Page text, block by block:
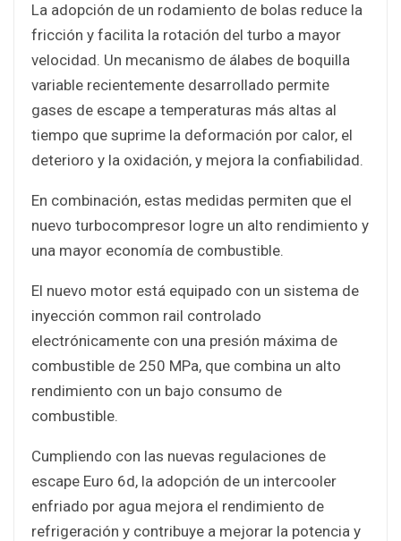
La adopción de un rodamiento de bolas reduce la
fricción y facilita la rotación del turbo a mayor
velocidad. Un mecanismo de álabes de boquilla
variable recientemente desarrollado permite
gases de escape a temperaturas más altas al
tiempo que suprime la deformación por calor, el
deterioro y la oxidación, y mejora la confiabilidad.
En combinación, estas medidas permiten que el
nuevo turbocompresor logre un alto rendimiento y
una mayor economía de combustible.
El nuevo motor está equipado con un sistema de
inyección common rail controlado
electrónicamente con una presión máxima de
combustible de 250 MPa, que combina un alto
rendimiento con un bajo consumo de
combustible.
Cumpliendo con las nuevas regulaciones de
escape Euro 6d, la adopción de un intercooler
enfriado por agua mejora el rendimiento de
refrigeración y contribuye a mejorar la potencia y